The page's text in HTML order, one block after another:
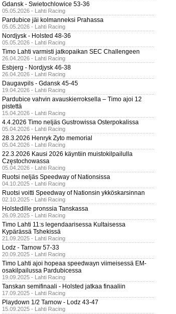
Gdansk - Swietochlowice 53-36
05.05.2026 - Lahti Racing
Pardubice jäi kolmanneksi Prahassa
05.05.2026 - Lahti Racing
Nordjysk - Holsted 48-36
05.05.2026 - Lahti Racing
Timo Lahti varmisti jatkopaikan SEC Challengeen
26.04.2026 - Lahti Racing
Esbjerg - Nordjysk 46-38
26.04.2026 - Lahti Racing
Daugavpils - Gdansk 45-45
19.04.2026 - Lahti Racing
Pardubice vahvin avauskierroksella – Timo ajoi 12
pistettä
15.04.2026 - Lahti Racing
4.4.2026 Timo neljäs Gustrowissa Osterpokalissa
05.04.2026 - Lahti Racing
28.3.2026 Henryk Zyto memorial
05.04.2026 - Lahti Racing
22.3.2026 Kausi 2026 käyntiin muistokilpailulla
Częstochowassa
05.04.2026 - Lahti Racing
Ruotsi neljäs Speedway of Nationsissa
04.10.2025 - Lahti Racing
Ruotsi voitti Speedway of Nationsin ykköskarsinnan
02.10.2025 - Lahti Racing
Holstedille pronssia Tanskassa
26.09.2025 - Lahti Racing
Timo Lahti 11:s legendaarisessa Kultaisessa
Kypärässä Tshekissä
21.09.2025 - Lahti Racing
Lodz - Tarnow 57-33
20.09.2025 - Lahti Racing
Timo Lahti ajoi hopeaa speedwayn viimeisessä EM-
osakilpailussa Pardubicessa
19.09.2025 - Lahti Racing
Tanskan semifinaali - Holsted jatkaa finaaliin
17.09.2025 - Lahti Racing
Playdown 1/2 Tarnow - Lodz 43-47
15.09.2025 - Lahti Racing